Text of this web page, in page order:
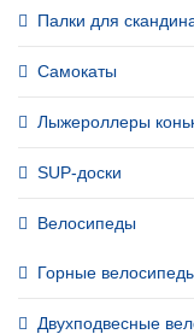
Палки для
Самокаты
Лыжероллеры
SUP-доски
Велосипеды
Горные
Двухподвесные